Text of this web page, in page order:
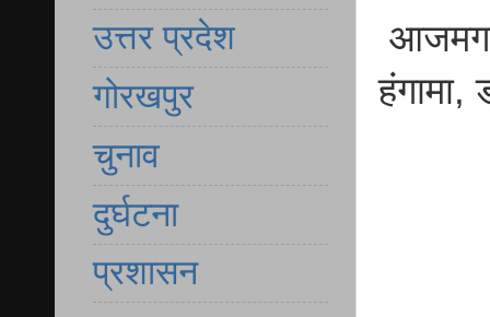
हंगामा,
उत्तर प्रदेश
गोरखपुर
चुनाव
दुर्घटना
प्रशासन